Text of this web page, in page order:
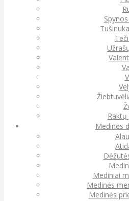
Medinės
Mediniai
Medinės
Medinės